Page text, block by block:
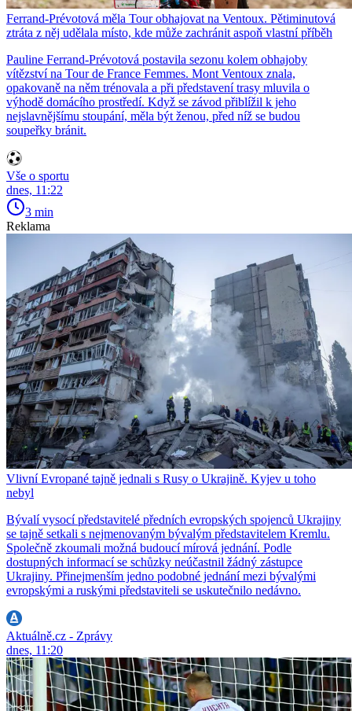
Ferrand-Prévotová měla Tour obhajovat na Ventoux. Pětiminutová
ztráta z něj udělala místo, kde může zachránit aspoň vlastní příběh
Pauline Ferrand-Prévotová postavila sezonu kolem obhajoby
vítězství na Tour de France Femmes. Mont Ventoux znala,
opakovaně na něm trénovala a při představení trasy mluvila o
výhodě domácího prostředí. Když se závod přiblížil k jeho
nejslavnějšímu stoupání, měla být ženou, před níž se budou
soupeřky bránit.
Vše o sportu
dnes, 11:22
3 min
Reklama
Vlivní Evropané tajně jednali s Rusy o Ukrajině. Kyjev u toho
nebyl
Bývalí vysocí představitelé předních evropských spojenců Ukrajiny
se tajně setkali s nejmenovaným bývalým představitelem Kremlu.
Společně zkoumali možná budoucí mírová jednání. Podle
dostupných informací se schůzky neúčastnil žádný zástupce
Ukrajiny. Přinejmenším jedno podobné jednání mezi bývalými
evropskými a ruskými představiteli se uskutečnilo nedávno.
Aktuálně.cz - Zprávy
dnes, 11:20